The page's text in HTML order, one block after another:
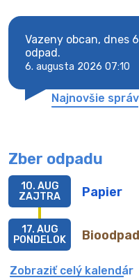
Vazeny obcan, dnes
odpad.
6. augusta 2026 07:10
Najnovšie
Zber odpadu
Papier
10. AUG
ZAJTRA
Bioodpad
17. AUG
PONDELOK
Zobraziť celý kalendár